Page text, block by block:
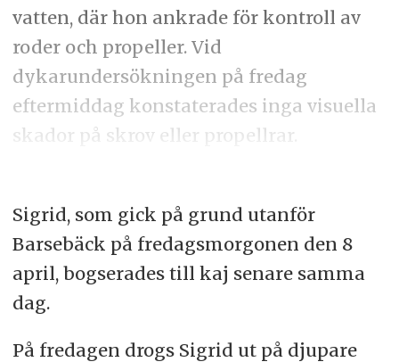
vatten, där hon ankrade för kontroll av
roder och propeller. Vid
dykarundersökningen på fredag
eftermiddag konstaterades inga visuella
skador på skrov eller propellrar.
Sigrid, som gick på grund utanför
Barsebäck på fredagsmorgonen den 8
april, bogserades till kaj senare samma
dag.
På fredagen drogs Sigrid ut på djupare